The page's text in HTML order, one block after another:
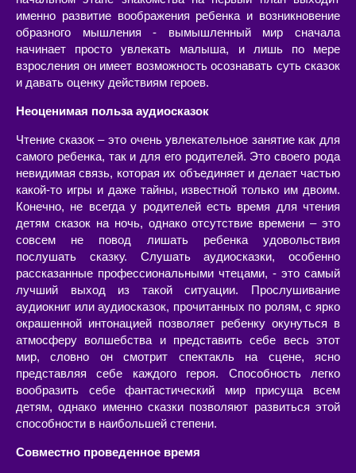
именно развитие воображения ребенка и возникновение
образного мышления - вымышленный мир сначала
начинает просто увлекать малыша, и лишь по мере
взросления он имеет возможность осознавать суть сказок
и давать оценку действиям героев.
Неоценимая польза аудиосказок
Чтение сказок – это очень увлекательное занятие как для
самого ребенка, так и для его родителей. Это своего рода
невидимая связь, которая их объединяет и делает частью
какой-то игры и даже тайны, известной только им двоим.
Конечно, не всегда у родителей есть время для чтения
детям сказок на ночь, однако отсутствие времени – это
совсем не повод лишать ребенка удовольствия
послушать сказку. Слушать аудиосказки, особенно
рассказанные профессиональными чтецами, - это самый
лучший выход из такой ситуации. Прослушивание
аудиокниг или аудиосказок, прочитанных по ролям, с ярко
окрашенной интонацией позволяет ребенку окунуться в
атмосферу волшебства и представить себе весь этот
мир, словно он смотрит спектакль на сцене, ясно
представляя себе каждого героя. Способность легко
вообразить себе фантастический мир присуща всем
детям, однако именно сказки позволяют развиться этой
способности в наибольшей степени.
Совместно проведенное время